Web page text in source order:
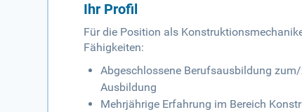
Ihr Profil
Für die Position als
Fähigkeiten:
Abgeschlossene Berufsausbildung
Ausbildung
Mehrjährige Erfahrung im Bereich